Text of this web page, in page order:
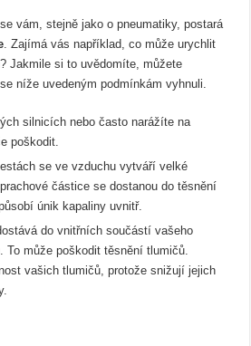
vám, stejně jako o pneumatiky, postará
. Zajímá vás například, co může urychlit
Jakmile si to uvědomíte, můžete
níže uvedeným podmínkám vyhnuli.
silnicích nebo často narážíte na
poškodit.
se ve vzduchu vytváří velké
částice se dostanou do těsnění
únik kapaliny uvnitř.
do vnitřních součástí vašeho
To může poškodit těsnění tlumičů.
vašich tlumičů, protože snižují jejich